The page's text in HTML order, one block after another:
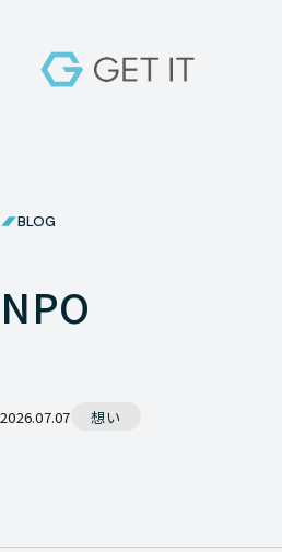
BLOG
NPO
2026.07.07 想い